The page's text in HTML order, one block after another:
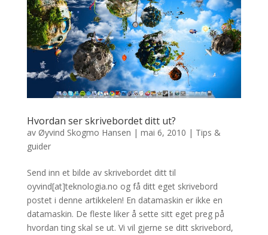
Hvordan ser skrivebordet ditt ut?
av Øyvind Skogmo Hansen | mai 6, 2010 | Tips &
guider
Send inn et bilde av skrivebordet ditt til
oyvind[at]teknologia.no og få ditt eget skrivebord
postet i denne artikkelen! En datamaskin er ikke en
datamaskin. De fleste liker å sette sitt eget preg på
hvordan ting skal se ut. Vi vil gjerne se ditt skrivebord,